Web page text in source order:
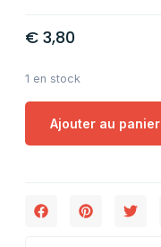
€ 3,80
1 en stock
Ajouter au panier